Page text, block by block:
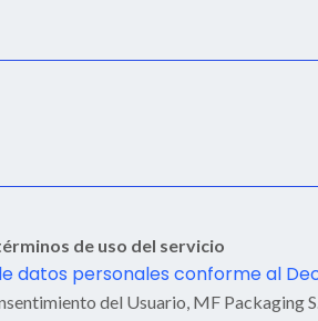
de uso del servicio
datos personales conforme al
del Usuario, MF Packaging